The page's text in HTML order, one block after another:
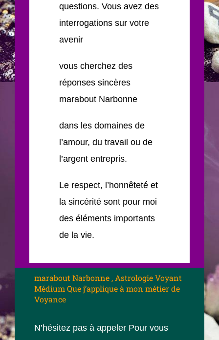
questions. Vous avez des
interrogations sur votre
avenir
vous cherchez des
réponses sincères
marabout Narbonne
dans les domaines de
l’amour, du travail ou de
l’argent entrepris.
Le respect, l’honnêteté et
la sincérité sont pour moi
des éléments importants
de la vie.
marabout Narbonne , Astrologie Voyant
Médium Que j’applique à mon métier de
Voyance
N’hésitez pas à appeler Pour vous